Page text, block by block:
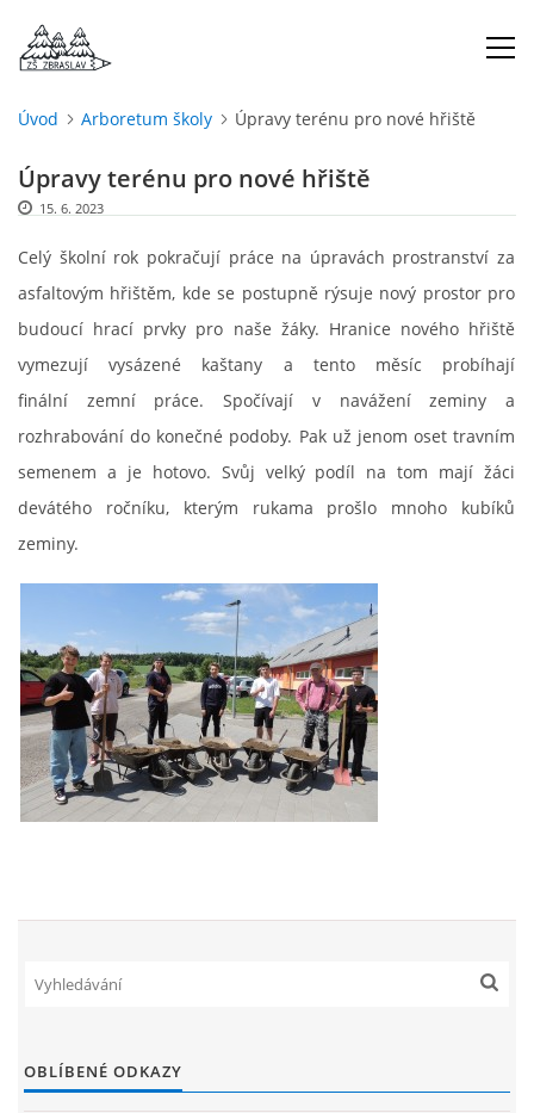
O NÁS
ŠKOLNÍ ROK
DOKUMENTY
ŠKOLSKÁ RADA
PROJEKTY
ENVIRONMENTÁLNÍ VÝCHOVA
FOTOALBUM
ŠKOLNÍ DRUŽINA
ŠKOLNÍ JÍDELNA
GDPR
Úvod Arboretum školy Úpravy terénu pro nové hřiště
Úpravy terénu pro nové hřiště
15. 6. 2023
Celý školní rok pokračují práce na úpravách prostranství za
asfaltovým hřištěm, kde se postupně rýsuje nový prostor pro
budoucí hrací prvky pro naše žáky. Hranice nového hřiště
vymezují vysázené kaštany a tento měsíc probíhají
finální zemní práce. Spočívají v navážení zeminy a
rozhrabování do konečné podoby. Pak už jenom oset travním
semenem a je hotovo. Svůj velký podíl na tom mají žáci
devátého ročníku, kterým rukama prošlo mnoho kubíků
zeminy.
OBLÍBENÉ ODKAZY